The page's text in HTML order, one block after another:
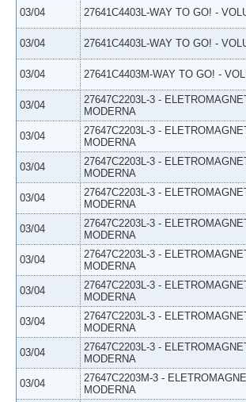
03/04 27641C4403L-WAY TO GO! -
03/04 27641C4403L-WAY TO GO! -
03/04 27641C4403M-WAY TO GO! -
03/04
27647C2203L-3 -
MODERNA
03/04
27647C2203L-3 -
MODERNA
03/04
27647C2203L-3 -
MODERNA
03/04
27647C2203L-3 -
MODERNA
03/04
27647C2203L-3 -
MODERNA
03/04
27647C2203L-3 -
MODERNA
03/04
27647C2203L-3 -
MODERNA
03/04
27647C2203L-3 -
MODERNA
03/04
27647C2203L-3 -
MODERNA
03/04
27647C2203M-3 -
MODERNA